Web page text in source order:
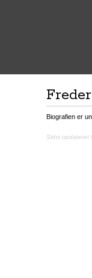
Biografien er
Sidst opdateret